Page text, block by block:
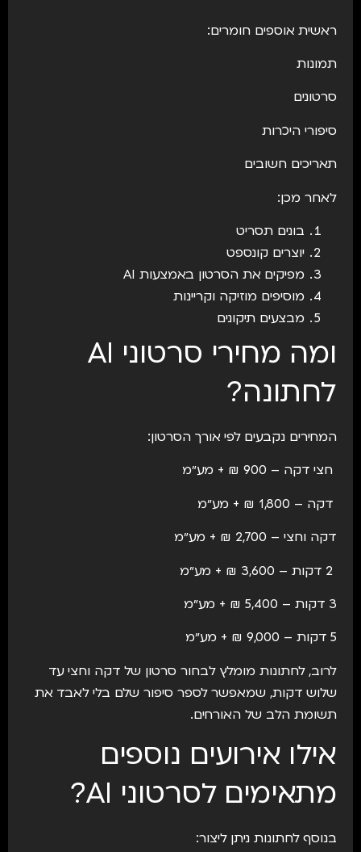
ראשית אוספים חומרים:
תמונות
סרטונים
סיפורי היכרות
תאריכים חשובים
לאחר מכן:
בונים תסריט
יוצרים קונספט
מפיקים את הסרטון באמצעות AI
מוסיפים מוזיקה וקריינות
מבצעים תיקונים
ומה מחירי סרטוני AI
לחתונה?
המחירים נקבעים לפי אורך הסרטון:
חצי דקה – 900 ₪ + מע״מ
דקה – 1,800 ₪ + מע״מ
דקה וחצי – 2,700 ₪ + מע״מ
3 דקות – 5,400 ₪ + מע״מ
5 דקות – 9,000 ₪ + מע״מ
לרוב, לחתונות מומלץ לבחור סרטון של דקה וחצי עד
שלוש דקות, שמאפשר לספר סיפור שלם בלי לאבד את
תשומת הלב של האורחים.
אילו אירועים נוספים
מתאימים לסרטוני AI?
בנוסף לחתונות ניתן ליצור: